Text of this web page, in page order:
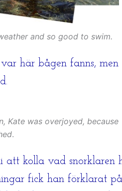
and so good to swim.
här bågen fanns,
Kate was overjoyed, because
.
kolla vad snorklaren
fick han förklarat